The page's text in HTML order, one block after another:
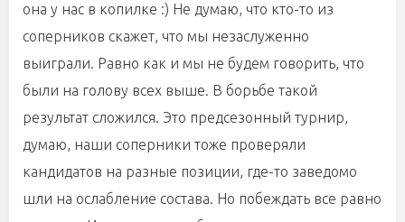
она у нас в копилке :) Не думаю, что кто-то из
соперников скажет, что мы незаслуженно
выиграли. Равно как и мы не будем говорить, что
были на голову всех выше. В борьбе такой
результат сложился. Это предсезонный турнир,
думаю, наши соперники тоже проверяли
кандидатов на разные позиции, где-то заведомо
шли на ослабление состава. Но побеждать все равно